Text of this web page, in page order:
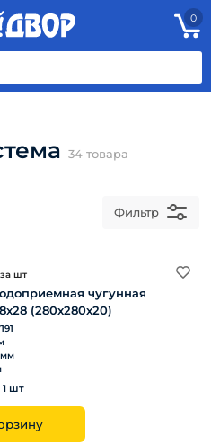
0
34 товара
Фильтр
за шт
чугунная
(280х280х20)
1 шт